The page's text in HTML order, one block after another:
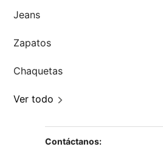
Jeans
Zapatos
Chaquetas
Ver todo
Contáctanos: